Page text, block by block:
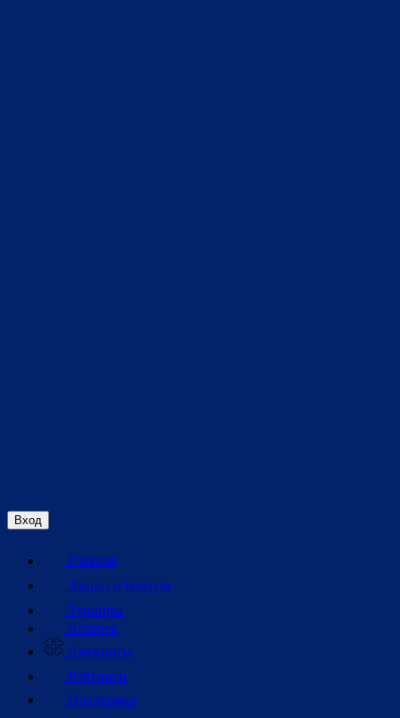
Вход
Главная
Акции и бонусы
Турниры
Лотерея
Джекпоты
Рейтинги
Поддержка